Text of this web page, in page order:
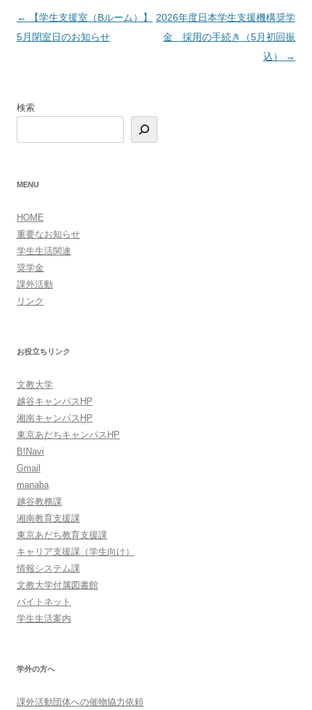
投
稿
ー
←
【学生支援室（Bルーム）】
5月閉室日のお知らせ
2026年度日本学生支援機構奨学
金 採用の手続き（5月初回振
込）
→
検索
MENU
HOME
重要なお知らせ
学生生活関連
奨学金
課外活動
リンク
お役立ちリンク
文教大学
越谷キャンパスHP
湘南キャンパスHP
東京あだちキャンパスHP
B!Navi
Gmail
manaba
越谷教務課
湘南教育支援課
東京あだち教育支援課
キャリア支援課（学生向け）
情報システム課
文教大学付属図書館
バイトネット
学生生活案内
学外の方へ
課外活動団体への催物協力依頼